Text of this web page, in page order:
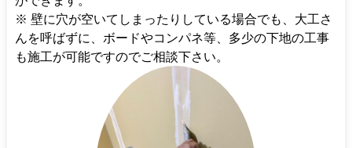
※ 壁に穴が空いてしまったりしている場合でも、大工さ
んを呼ばずに、ボードやコンパネ等、多少の下地の工事
も施工が可能ですのでご相談下さい。